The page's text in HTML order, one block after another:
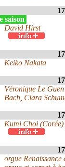
saison
David Hirst
Keiko Nakata
Véronique Le Guen
Bach, Clara
Kumi Choi (Corée)
orgue